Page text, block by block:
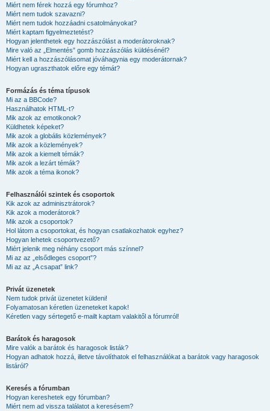
Miért nem férek hozzá egy fórumhoz?
Miért nem tudok szavazni?
Miért nem tudok hozzáadni csatolmányokat?
Miért kaptam figyelmeztetést?
Hogyan jelenthetek egy hozzászólást a moderátoroknak?
Mire való az „Elmentés” gomb hozzászólás küldésénél?
Miért kell a hozzászólásomat jóváhagynia egy moderátornak?
Hogyan ugraszthatok előre egy témát?
Formázás és téma típusok
Mi az a BBCode?
Használhatok HTML-t?
Mik azok az emotikonok?
Küldhetek képeket?
Mik azok a globális közlemények?
Mik azok a közlemények?
Mik azok a kiemelt témák?
Mik azok a lezárt témák?
Mik azok a téma ikonok?
Felhasználói szintek és csoportok
Kik azok az adminisztrátorok?
Kik azok a moderátorok?
Mik azok a csoportok?
Hol látom a csoportokat, és hogyan csatlakozhatok egyhez?
Hogyan lehetek csoportvezető?
Miért jelenik meg néhány csoport más színnel?
Mi az az „elsődleges csoport”?
Mi az az „A csapat” link?
Privát üzenetek
Nem tudok privát üzenetet küldeni!
Folyamatosan kéretlen üzeneteket kapok!
Kéretlen vagy sértegető e-mailt kaptam valakitől a fórumról!
Barátok és haragosok
Mire valók a barátok és haragosok listák?
Hogyan adhatok hozzá, illetve távolíthatok el felhasználókat a barátok vagy haragosok
listáról?
Keresés a fórumban
Hogyan kereshetek egy fórumban?
Miért nem ad vissza találatot a keresésem?